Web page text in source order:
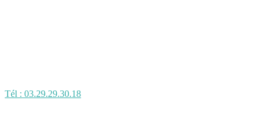
Tél : 03.29.29.30.18